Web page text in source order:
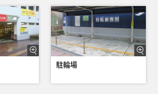
駐輪場